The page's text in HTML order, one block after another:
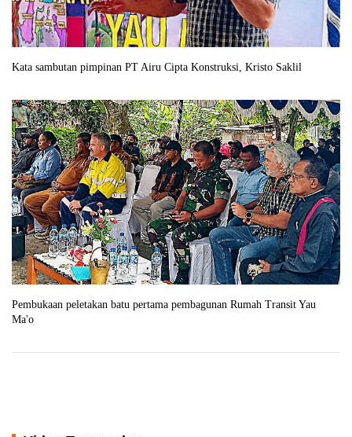
Kata sambutan pimpinan PT Airu Cipta Konstruksi, Kristo Saklil
Pembukaan peletakan batu pertama pembagunan Rumah Transit Yau
Ma'o